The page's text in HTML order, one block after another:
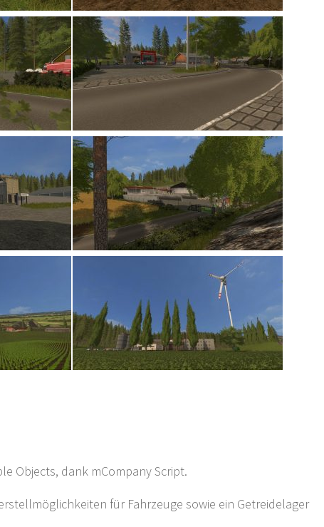
Objects, dank mCompany Script.
für Fahrzeuge sowie ein Getreidelager